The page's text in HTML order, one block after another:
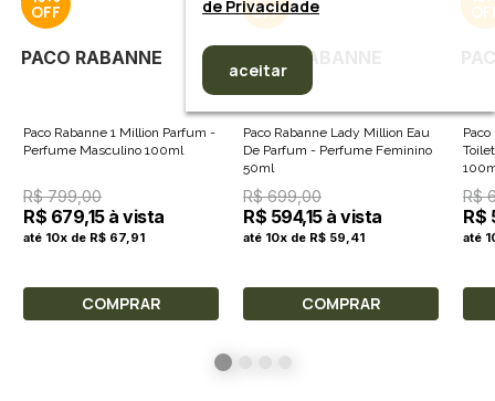
PACO RABANNE
Paco Rabanne 1 Million Parfum -
Perfume Masculino 100ml
R$ 799,00
R$ 679,15 à vista
até 10x de R$ 67,91
COMPRAR
PACO RABANNE
Paco Rabanne Lady Million Eau
De Parfum - Perfume Feminino
50ml
R$ 699,00
R$ 594,15 à vista
até 10x de R$ 59,41
COMPRAR
R$
R$
até
de Privacidade
aceitar